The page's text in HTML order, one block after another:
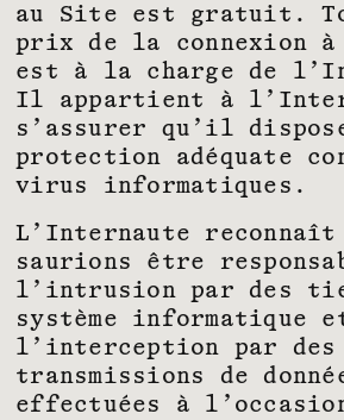
au Site est gratuit.
prix de la connexion
est à la charge de
Il appartient à
s’assurer qu’il
protection adéquate
virus informatiques.
L’Internaute reconnaît
saurions être
l’intrusion par des
système informatique
l’interception par
transmissions de
effectuées à